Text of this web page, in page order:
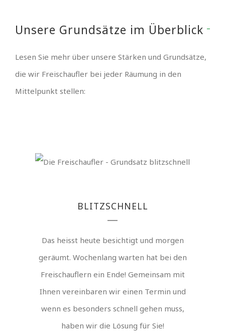
Unsere Grundsätze im Überblick
Lesen Sie mehr über unsere Stärken und Grundsätze,
die wir Freischaufler bei jeder Räumung in den
Mittelpunkt stellen:
BLITZSCHNELL
Das heisst heute besichtigt und morgen
geräumt. Wochenlang warten hat bei den
Freischauflern ein Ende! Gemeinsam mit
Ihnen vereinbaren wir einen Termin und
wenn es besonders schnell gehen muss,
haben wir die Lösung für Sie!